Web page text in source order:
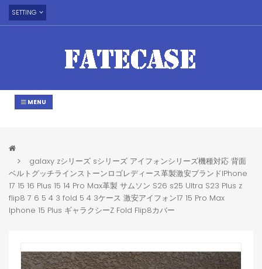
SETTING
MENU
galaxy zシリーズ sシリーズ アイフォンシリーズ機種対応 背面
ベルトグッチラインストーンロゴレディース革製激安ブランドIPhone
17 15 16 Plus 15 14 Pro Max革製 サムソン S26 s25 Ultra S23 Plus z
flip8 7 6 5 4 3 fold 5 4 3ケース 激安アイフォン17 15 Pro Max
Iphone 15 Plus ギャラクシーZ Fold Flip8カバー